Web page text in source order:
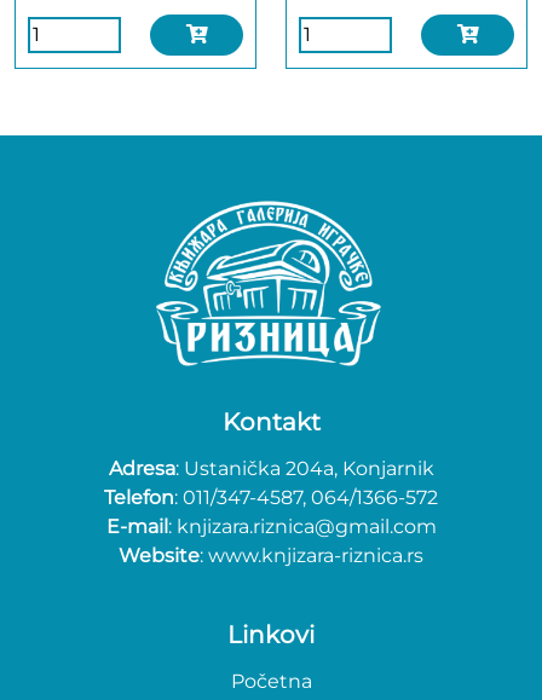
Kontakt
Adresa: Ustanička 204a, Konjarnik
Telefon: 011/347-4587, 064/1366-572
E-mail: knjizara.riznica@gmail.com
Website: www.knjizara-riznica.rs
Linkovi
Početna